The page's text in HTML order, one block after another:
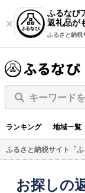
ふるなび
返礼品が
ふるさと納税
キーワード
ランキング 地域一覧
ふるさと納税サイト「ふ
お探しの